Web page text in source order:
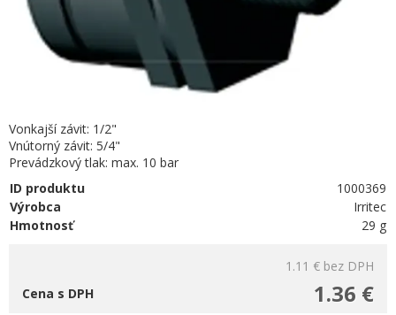
Vonkajší závit: 1/2"
Vnútorný závit: 5/4"
Prevádzkový tlak: max. 10 bar
ID produktu
1000369
Výrobca
Irritec
Hmotnosť
29 g
1.11 € bez DPH
1.36 €
Cena s DPH